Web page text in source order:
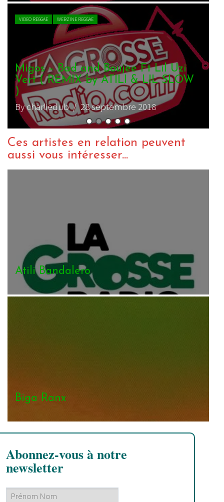
VIDEO REGGAE WEBZINE REGGAE
Biga*Ranx – My Face
By charliedub/ 17 mai 2017
Ces artistes en relation peuvent
aussi vous intéresser...
Atili Bandalero
Biga Ranx
Abonnez-vous à notre
newsletter